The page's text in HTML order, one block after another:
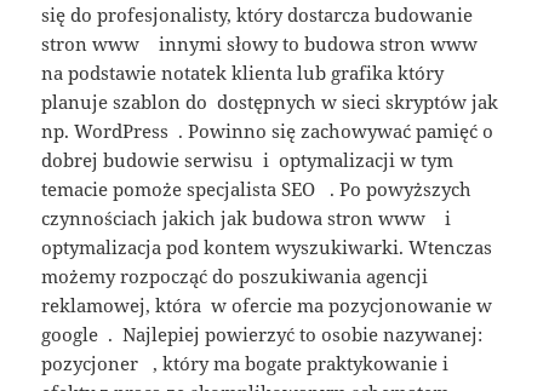
się do profesjonalisty, który dostarcza budowanie
stron www innymi słowy to budowa stron www
na podstawie notatek klienta lub grafika który
planuje szablon do dostępnych w sieci skryptów jak
np. WordPress . Powinno się zachowywać pamięć o
dobrej budowie serwisu i optymalizacji w tym
temacie pomoże specjalista SEO . Po powyższych
czynnościach jakich jak budowa stron www i
optymalizacja pod kontem wyszukiwarki. Wtenczas
możemy rozpocząć do poszukiwania agencji
reklamowej, która w ofercie ma pozycjonowanie w
google . Najlepiej powierzyć to osobie nazywanej:
pozycjoner , który ma bogate praktykowanie i